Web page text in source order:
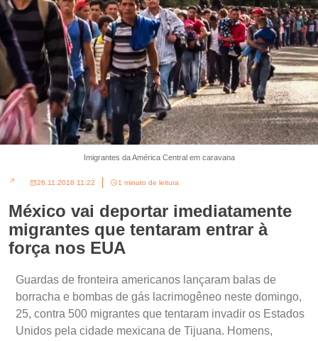
Imigrantes da América Central em caravana
26.11.2018 11:22 1 minuto de leitura
México vai deportar imediatamente
migrantes que tentaram entrar à
força nos EUA
Guardas de fronteira americanos lançaram balas de
borracha e bombas de gás lacrimogêneo neste domingo,
25, contra 500 migrantes que tentaram invadir os Estados
Unidos pela cidade mexicana de Tijuana. Homens,